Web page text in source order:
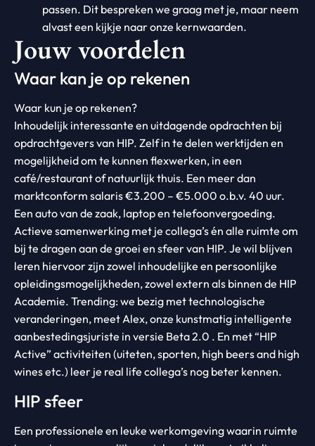
passen. Dit bespreken we graag met je, maar neem
alvast een kijkje naar onze kernwaarden.
Jouw voordelen
Waar kan je op rekenen
Waar kun je op rekenen?
Inhoudelijk interessante en uitdagende opdrachten bij
opdrachtgevers van HIP. Zelf in te delen werktijden en
mogelijkheid om te kunnen flexwerken, in een
café/restaurant of natuurlijk thuis. Een meer dan
marktconform salaris €3.200 – €5.000 o.b.v. 40 uur.
Een auto van de zaak, laptop en telefoonvergoeding.
Actieve samenwerking met je collega’s én alle ruimte om
bij te dragen aan de groei en sfeer van HIP. Je wil blijven
leren hiervoor zijn zowel inhoudelijke en persoonlijke
opleidingsmogelijkheden, zowel extern als binnen de HIP
Academie. Trending: we bezig met technologische
veranderingen, meet Alex, onze kunstmatig intelligente
aanbestedingsjuriste in versie Beta 2.0 . En met “HIP
Active” activiteiten (uiteten, sporten, high beers and high
wines etc.) leer je real life collega’s nog beter kennen.
HIP sfeer
Een professionele en leuke werkomgeving waarin ruimte